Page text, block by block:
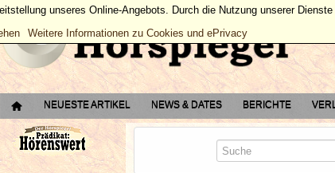
NEUESTE ARTIKEL NEWS & DATES BERICHTE
unseres Online-Angebots. Durch die Nutzung unserer
Weitere Informationen zu Cookies und ePrivacy